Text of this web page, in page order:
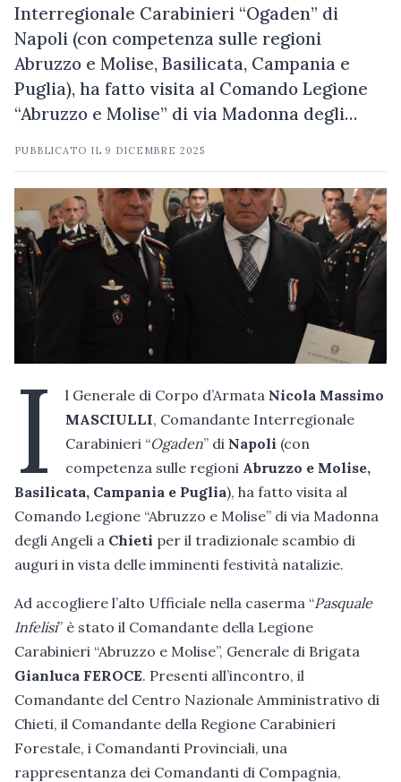
Interregionale Carabinieri “Ogaden” di
Napoli (con competenza sulle regioni
Abruzzo e Molise, Basilicata, Campania e
Puglia), ha fatto visita al Comando Legione
“Abruzzo e Molise” di via Madonna degli…
PUBBLICATO IL 9 DICEMBRE 2025
I l Generale di Corpo d’Armata Nicola Massimo
MASCIULLI, Comandante Interregionale
Carabinieri “Ogaden” di Napoli (con
competenza sulle regioni Abruzzo e Molise,
Basilicata, Campania e Puglia), ha fatto visita al
Comando Legione “Abruzzo e Molise” di via Madonna
degli Angeli a Chieti per il tradizionale scambio di
auguri in vista delle imminenti festività natalizie.
Ad accogliere l’alto Ufficiale nella caserma “Pasquale
Infelisi” è stato il Comandante della Legione
Carabinieri “Abruzzo e Molise”, Generale di Brigata
Gianluca FEROCE. Presenti all’incontro, il
Comandante del Centro Nazionale Amministrativo di
Chieti, il Comandante della Regione Carabinieri
Forestale, i Comandanti Provinciali, una
rappresentanza dei Comandanti di Compagnia,